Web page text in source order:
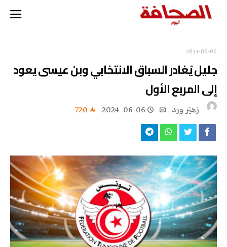
2024-06-06
جليل يُغادر السباق الانتخابي وبن عيسى يعود
إلى المربع الأول
زهيّر‭ ‬ورد 2024-06-06
720